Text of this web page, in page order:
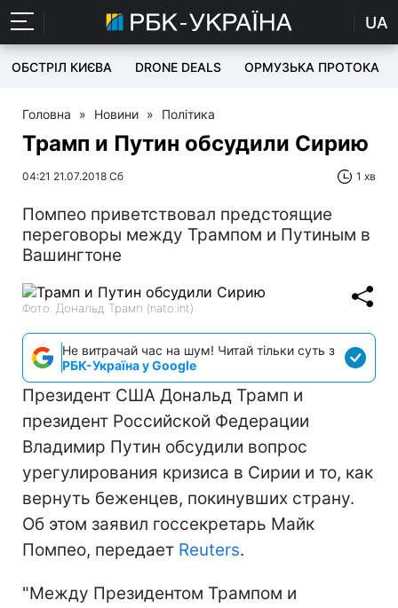
UA
ОБСТРІЛ КИЄВА DRONE DEALS ОРМУЗЬКА ПРОТОКА
Головна » Новини » Політика
Трамп и Путин обсудили Сирию
04:21 21.07.2018 Сб 1 хв
Помпео приветствовал предстоящие
переговоры между Трампом и Путиным в
Вашингтоне
Фото: Дональд Трамп (nato.int)
Не витрачай час на шум! Читай тільки суть з
РБК-Україна у Google
Президент США Дональд Трамп и
президент Российской Федерации
Владимир Путин обсудили вопрос
урегулирования кризиса в Сирии и то, как
вернуть беженцев, покинувших страну.
Об этом заявил госсекретарь Майк
Помпео, передает Reuters.
"Между Президентом Трампом и